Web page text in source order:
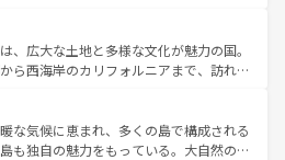
てほしい。
残る町や、スイスならではのユニークな
ルプス観光だけでなく町歩きも満喫する
民の所得が高いため物価も高いが、旅行
観光を楽しむこともできる。 なお、新
コンテンツ一覧 を参照してほしい。
、広大な土地と多様な文化が魅力の国。
ら西海岸のカリフォルニアまで、訪れる
は、観光、ショッピング、エンターテイ
た刺激的なスポットだ。一方、アメリカ
広がり、グランドキャニオンやイエロー
な気候に恵まれ、多くの島で構成される
も独自の魅力をもっている。大自然の神